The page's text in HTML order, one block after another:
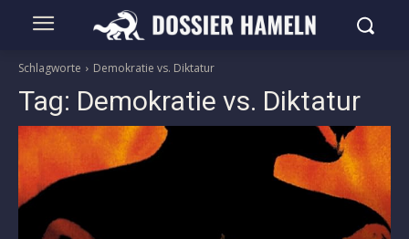
Schlagworte Demokratie vs. Diktatur
Tag: Demokratie vs. Diktatur